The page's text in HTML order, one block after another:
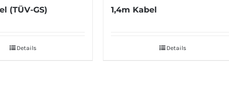
(TÜV-GS)
Details
1,4m Kabel
Details